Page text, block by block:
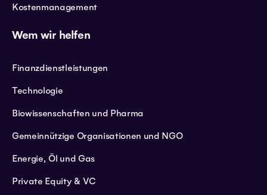
Kostenmanagement
Wem wir helfen
Finanzdienstleistungen
Technologie
Biowissenschaften und Pharma
Gemeinnützige Organisationen und NGO
Energie, Öl und Gas
Private Equity & VC